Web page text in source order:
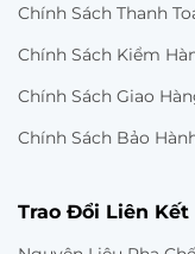
Chính Sách Thanh
Chính Sách Kiểm
Chính Sách Giao
Chính Sách Bảo
Trao Đổi Liên Kết